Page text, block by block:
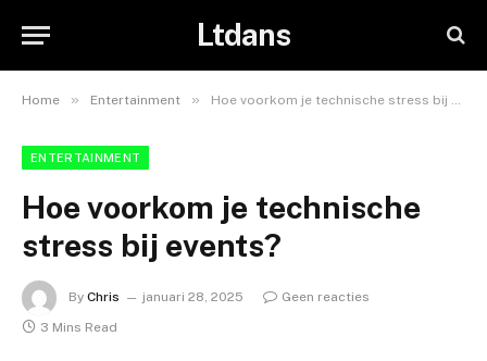
Ltdans
Home » Entertainment » Hoe voorkom je technische stress bij events?
ENTERTAINMENT
Hoe voorkom je technische
stress bij events?
By Chris januari 28, 2025
Geen reacties
3 Mins Read